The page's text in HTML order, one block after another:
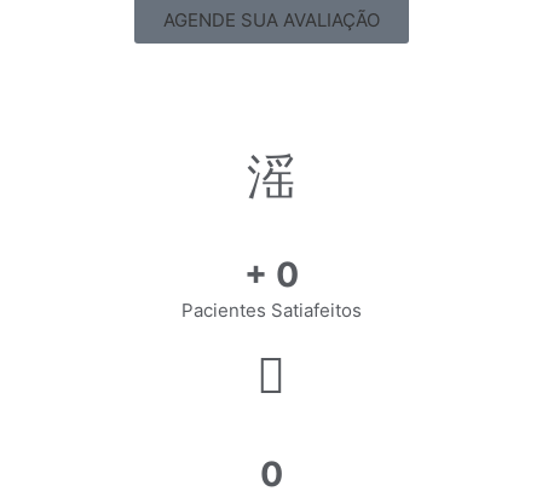
AGENDE SUA AVALIAÇÃO
+ 0
Pacientes Satiafeitos
0